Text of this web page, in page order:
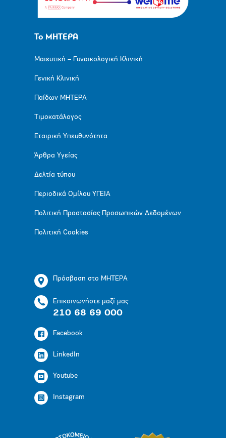
Το ΜΗΤΕΡΑ
Μαιευτική – Γυναικολογική Κλινική
Γενική Κλινική
Παίδων ΜΗΤΕΡΑ
Τιμοκατάλογος
Εταιρική Υπευθυνότητα
Άρθρα Υγείας
Δελτία τύπου
Περιοδικά Ομίλου ΥΓΕΙΑ
Πολιτική Προστασίας Προσωπικών Δεδομένων
Πολιτική Cookies
Πρόσβαση στο ΜΗΤΕΡΑ
Επικοινωνήστε μαζί μας
210 68 69 000
Facebook
LinkedIn
Youtube
Instagram